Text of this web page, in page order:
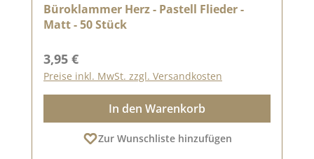
Büroklammer Herz - Pastell Flieder -
Matt - 50 Stück
Regulärer Preis:
3,95 €
Preise inkl. MwSt. zzgl. Versandkosten
In den Warenkorb
Zur Wunschliste hinzufügen